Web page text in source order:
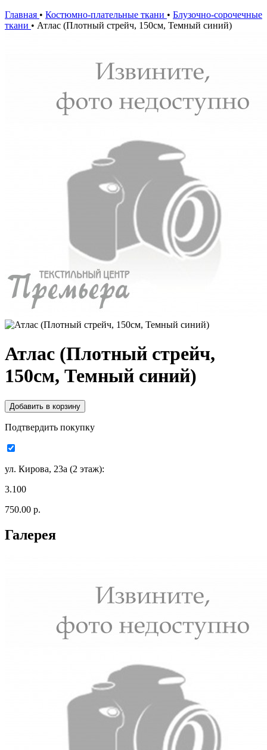
Главная • Костюмно-плательные ткани • Блузочно-сорочечные
ткани • Атлас (Плотный стрейч, 150см, Темный синий)
Атлас (Плотный стрейч,
150см, Темный синий)
Подтвердить покупку
ул. Кирова, 23а (2 этаж):
3.100
750.00 р.
Галерея